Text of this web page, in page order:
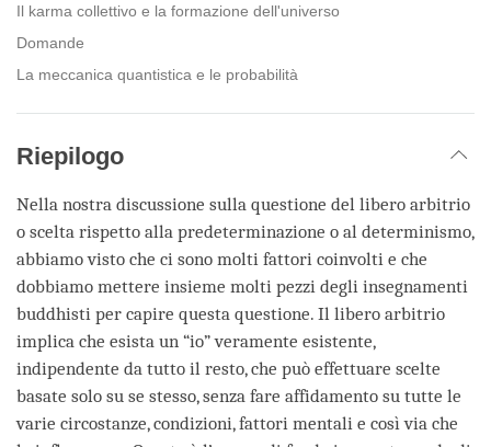
Il karma collettivo e la formazione dell'universo
Domande
La meccanica quantistica e le probabilità
Riepilogo
Nella nostra discussione sulla questione del libero arbitrio
o scelta rispetto alla predeterminazione o al determinismo,
abbiamo visto che ci sono molti fattori coinvolti e che
dobbiamo mettere insieme molti pezzi degli insegnamenti
buddhisti per capire questa questione. Il libero arbitrio
implica che esista un “io” veramente esistente,
indipendente da tutto il resto, che può effettuare scelte
basate solo su se stesso, senza fare affidamento su tutte le
varie circostanze, condizioni, fattori mentali e così via che